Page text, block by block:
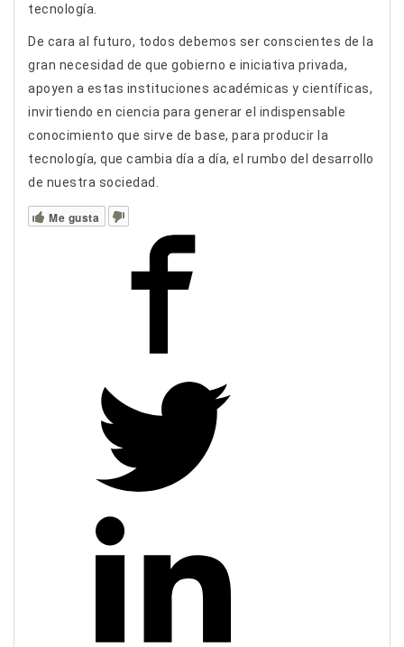
tecnología.
De cara al futuro, todos debemos ser conscientes de la
gran necesidad de que gobierno e iniciativa privada,
apoyen a estas instituciones académicas y científicas,
invirtiendo en ciencia para generar el indispensable
conocimiento que sirve de base, para producir la
tecnología, que cambia día a día, el rumbo del desarrollo
de nuestra sociedad.
Me gusta